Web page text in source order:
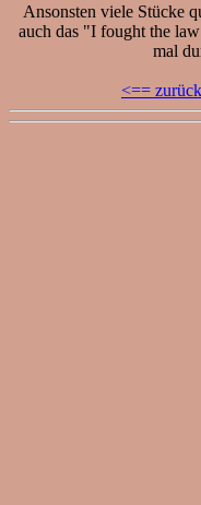
Ansonsten viele Stücke
auch das "I fought the
mal
<== zurück